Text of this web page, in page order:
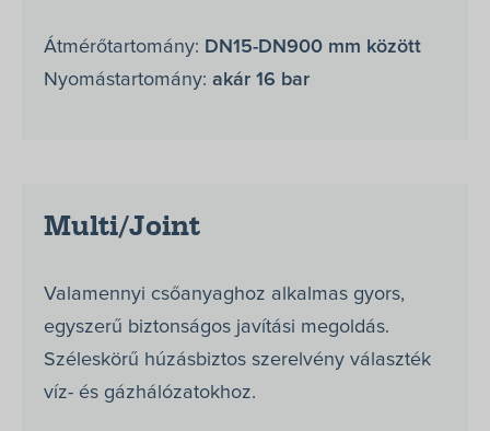
+36-1/363-6559
Átmérőtartomány: DN15-DN900 mm között
Nyomástartomány: akár 16 bar
Multi/Joint
Valamennyi csőanyaghoz alkalmas gyors,
egyszerű biztonságos javítási megoldás.
Széleskörű húzásbiztos szerelvény választék
víz- és gázhálózatokhoz.